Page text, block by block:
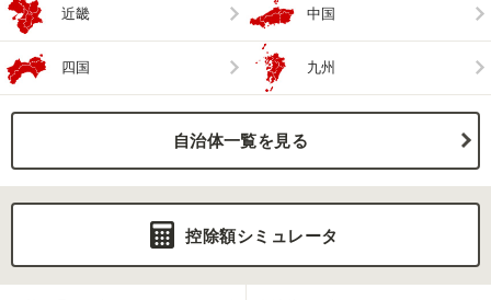
近畿 中国
四国 九州
自治体一覧を見る
控除額シミュレータ